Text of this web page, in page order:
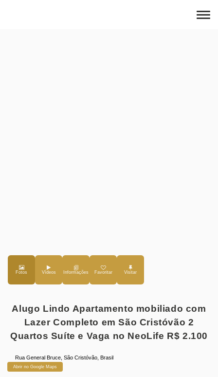
Fotos Vídeos Favoritar
Alugo Lindo Apartamento mobiliado com
Lazer Completo em São Cristóvão 2
Quartos Suíte e Vaga no NeoLife R$ 2.100
Rua General Bruce ,São Cristóvão ,Brasil
Abrir no Google Maps